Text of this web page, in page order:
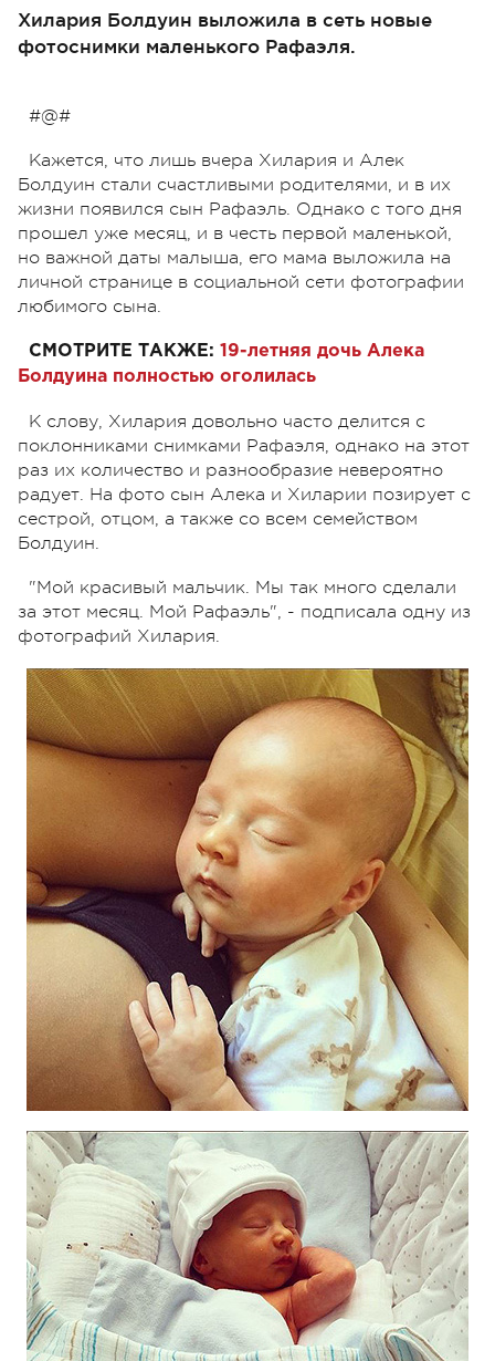
Хилария Болдуин выложила в сеть новые
фотоснимки маленького Рафаэля.
#@#
Кажется, что лишь вчера Хилария и Алек
Болдуин стали счастливыми родителями, и в их
жизни появился сын Рафаэль. Однако с того дня
прошел уже месяц, и в честь первой маленькой,
но важной даты малыша, его мама выложила на
личной странице в социальной сети фотографии
любимого сына.
СМОТРИТЕ ТАКЖЕ: 19-летняя дочь Алека
Болдуина полностью оголилась
К слову, Хилария довольно часто делится с
поклонниками снимками Рафаэля, однако на этот
раз их количество и разнообразие невероятно
радует. На фото сын Алека и Хиларии позирует с
сестрой, отцом, а также со всем семейством
Болдуин.
"Мой красивый мальчик. Мы так много сделали
за этот месяц. Мой Рафаэль", - подписала одну из
фотографий Хилария.